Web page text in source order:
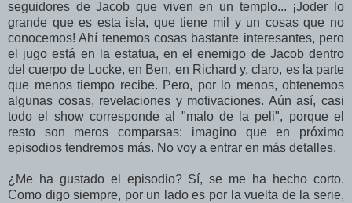
seguidores de Jacob que viven en un templo... ¡Joder lo
grande que es esta isla, que tiene mil y un cosas que no
conocemos! Ahí tenemos cosas bastante interesantes, pero
el jugo está en la estatua, en el enemigo de Jacob dentro
del cuerpo de Locke, en Ben, en Richard y, claro, es la parte
que menos tiempo recibe. Pero, por lo menos, obtenemos
algunas cosas, revelaciones y motivaciones. Aún así, casi
todo el show corresponde al "malo de la peli", porque el
resto son meros comparsas: imagino que en próximo
episodios tendremos más. No voy a entrar en más detalles.
¿Me ha gustado el episodio? Sí, se me ha hecho corto.
Como digo siempre, por un lado es por la vuelta de la serie,